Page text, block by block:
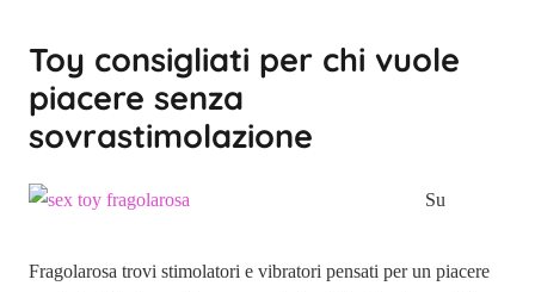
Toy consigliati per chi vuole
piacere senza
sovrastimolazione
Su
Fragolarosa trovi stimolatori e vibratori pensati per un piacere